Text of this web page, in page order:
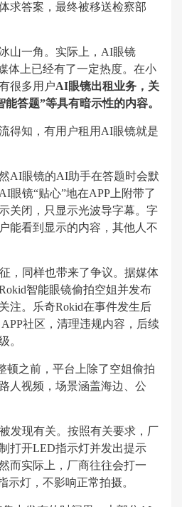
求答案，最终被移送检察部
山一角。实际上，AI眼镜
体上已经有了一定热度。在小
很多用户AI眼镜出租业务，关
答题”等具有暗示性的内容。
得知，有用户租用AI眼镜就是
AI眼镜的AI助手在答题时会默
眼镜“贴心”地在APP上附带了
关闭，只显示光波导字幕。字
能看到显示的内容，其他人不
，同样也带来了争议。据媒体
智能眼镜偷拍空姐并发布
注。乐奇Rokid在事件发生后
社区，清理违规内容，后续
。
顿之前，平台上除了空姐偷拍
人视频，场景涵盖海边、公
发现有关。按照有关要求，厂
打开LED指示灯并发出提示
而实际上，厂商往往会打一
示灯，不影响正常拍摄。